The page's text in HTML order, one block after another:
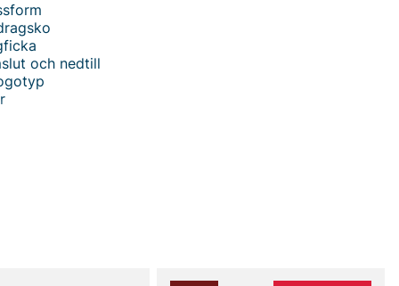
och nedtill